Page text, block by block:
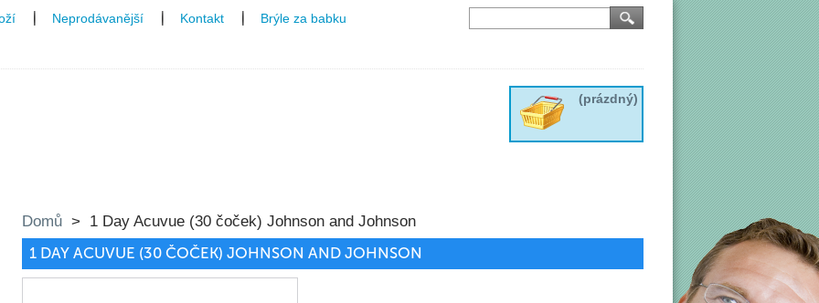
(prázdný)
Neprodávanější Kontakt Brýle za babku
Domů > 1 Day Acuvue (30 čoček) Johnson and Johnson
1 DAY ACUVUE (30 ČOČEK) JOHNSON AND JOHNSON